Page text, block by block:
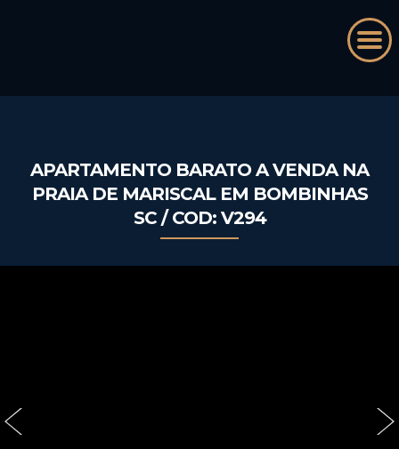
APARTAMENTO BARATO A VENDA NA
PRAIA DE MARISCAL EM BOMBINHAS
SC / COD: V294
‹ ›